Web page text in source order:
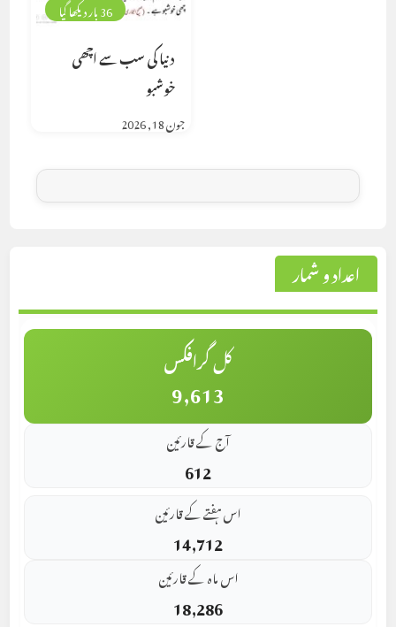
36 بار دیکھا گیا
دنیا کی سب سے اچھی
خوشبو
جون 18, 2026
اعداد و شمار
کل گرافکس
9,613
آج کے قارئین
612
اس ہفتے کے قارئین
14,712
اس ماہ کے قارئین
18,286